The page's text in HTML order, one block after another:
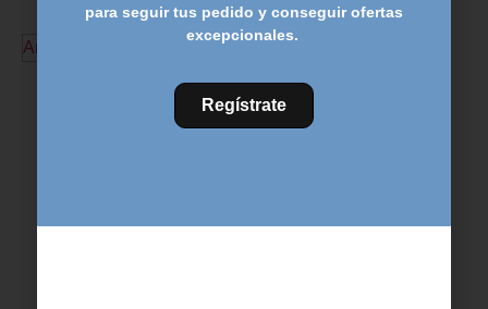
Añadir al carrito
Añadir al carrito
para seguir tus pedido y conseguir ofertas
excepcionales.
Regístrate